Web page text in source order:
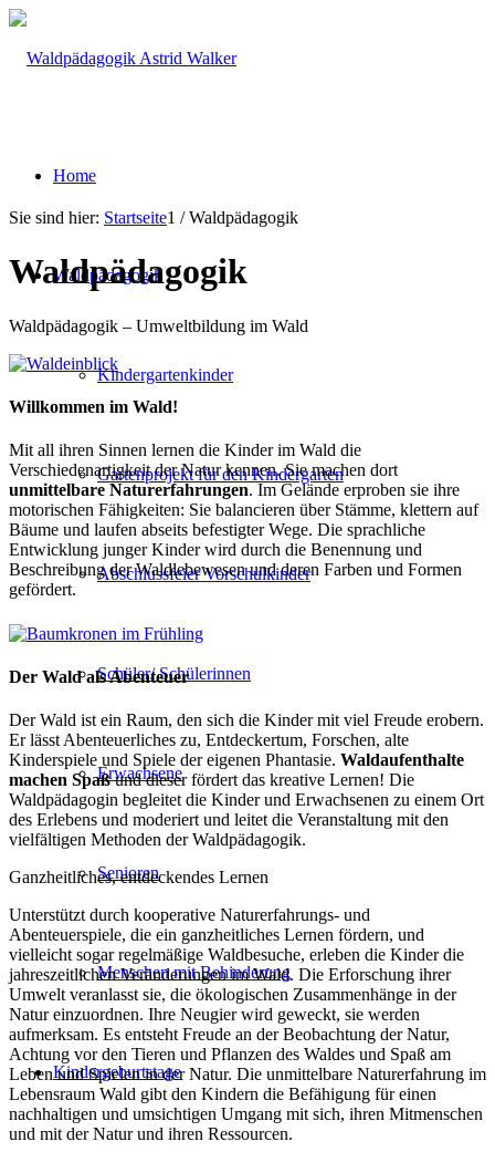
Home
Waldpädagogik
Kindergartenkinder
Gartenprojekt für den Kindergarten
Abschlussfeier Vorschulkinder
Schüler/ Schülerinnen
Erwachsene
Senioren
Menschen mit Behinderung
Kindergeburtstage
Sie sind hier: Startseite1 / Waldpädagogik
Waldpädagogik
Waldpädagogik – Umweltbildung im Wald
Willkommen im Wald!
Mit all ihren Sinnen lernen die Kinder im Wald die
Verschiedenartigkeit der Natur kennen. Sie machen dort
unmittelbare Naturerfahrungen. Im Gelände erproben sie ihre
motorischen Fähigkeiten: Sie balancieren über Stämme, klettern auf
Bäume und laufen abseits befestigter Wege. Die sprachliche
Entwicklung junger Kinder wird durch die Benennung und
Beschreibung der Waldlebewesen und deren Farben und Formen
gefördert.
Der Wald als Abenteuer
Der Wald ist ein Raum, den sich die Kinder mit viel Freude erobern.
Er lässt Abenteuerliches zu, Entdeckertum, Forschen, alte
Kinderspiele und Spiele der eigenen Phantasie. Waldaufenthalte
machen Spaßund dieser fördert das kreative Lernen! Die
Waldpädagogin begleitet die Kinder und Erwachsenen zu einem Ort
des Erlebens und moderiert und leitet die Veranstaltung mit den
vielfältigen Methoden der Waldpädagogik.
Ganzheitliches, entdeckendes Lernen
Unterstützt durch kooperative Naturerfahrungs- und
Abenteuerspiele, die ein ganzheitliches Lernen fördern, und
vielleicht sogar regelmäßige Waldbesuche, erleben die Kinder die
jahreszeitlichen Veränderungen im Wald. Die Erforschung ihrer
Umwelt veranlasst sie, die ökologischen Zusammenhänge in der
Natur einzuordnen. Ihre Neugier wird geweckt, sie werden
aufmerksam. Es entsteht Freude an der Beobachtung der Natur,
Achtung vor den Tieren und Pflanzen des Waldes und Spaß am
Leben und Spielen in der Natur. Die unmittelbare Naturerfahrung im
Lebensraum Wald gibt den Kindern die Befähigung für einen
nachhaltigen und umsichtigen Umgang mit sich, ihren Mitmenschen
und mit der Natur und ihren Ressourcen.